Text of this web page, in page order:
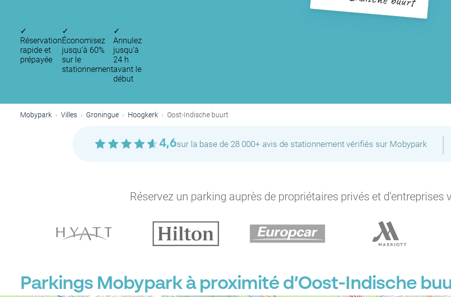
✓
Réservation
rapide et
prépayée
✓
Économisez
jusqu'à 60%
sur le
stationnement
✓
Annulez
jusqu’à
24 h
avant le
début
Mobypark Villes Groningue Hoogkerk Oost-Indische buurt
4,6sur la base de 28 000+ avis de stationnement vérifiés sur Mobypark |
Réservez un parking auprès de propriétaires privés et d'entreprises
Parkings Mobypark à proximité d’Oost-Indische